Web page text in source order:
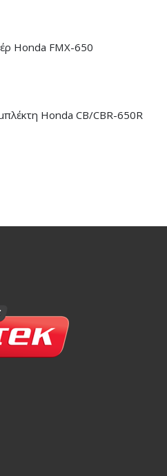
Honda FMX-650
Honda CB/CBR-650R